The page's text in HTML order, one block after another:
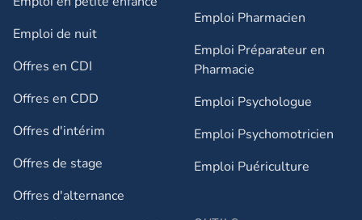
Emploi de nuit​
Offres en CDI
Offres en CDD
Offres d'intérim
Offres de stage
Offres d'alternance
Emploi Pharmacien
Emploi Préparateur en
Pharmacie
Emploi Psychologue
Emploi Psychomotricien
Emploi Puériculture